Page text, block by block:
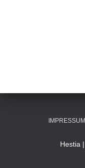
IMPRESSUM
Hestia